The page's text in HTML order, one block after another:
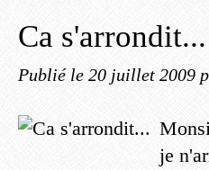
Ca s'arrondit...
Publié le 20 juillet 2009
je